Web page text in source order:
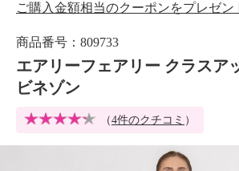
ご購入金額相当のクーポンをプレゼン
商品番号：809733
エアリーフェアリー クラスア
ビネゾン
（4件のクチコミ ）